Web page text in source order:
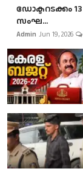
ഡോക്ടറടക്കം
സംഘ...
Admin Jun 19, 2026